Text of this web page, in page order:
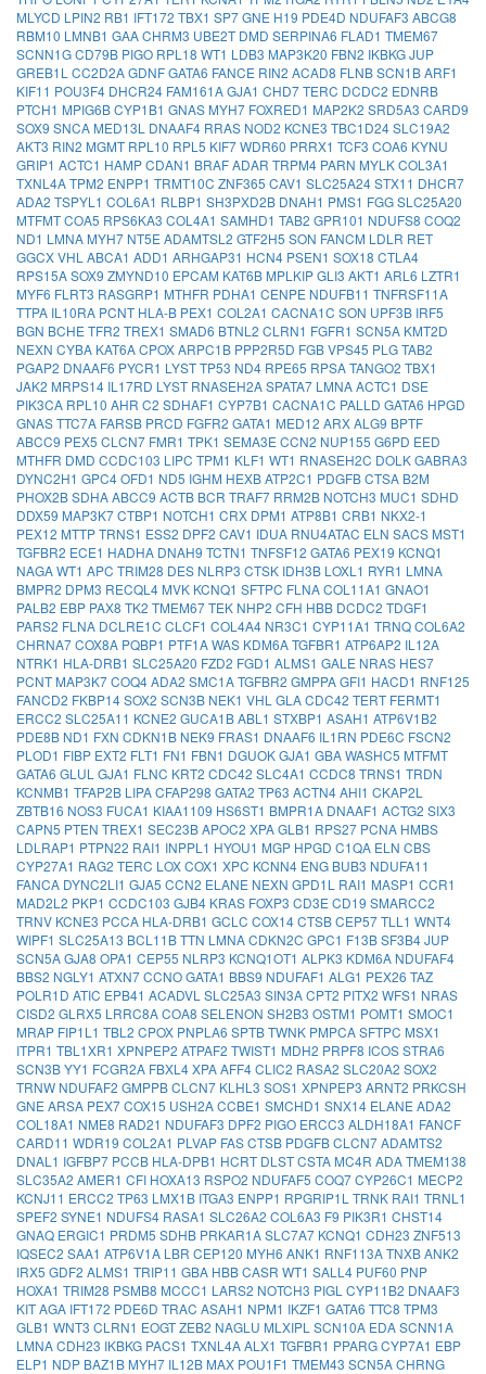
MLYCD LPIN2 RB1 IFT172 TBX1 SP7GNE H19 PDE4D NDUFAF3 ABCG8
RBM10 LMNB1 GAACHRM3 UBE2T DMD SERPINA6 FLAD1 TMEM67
SCNN1GCD79B PIGO RPL18 WT1 LDB3 MAP3K20 FBN2 IKBKGJUP
GREB1L CC2D2AGDNFGATA6 FANCE RIN2 ACAD8 FLNBSCN1BARF1
KIF11 POU3F4 DHCR24 FAM161AGJA1 CHD7TERC DCDC2 EDNRB
PTCH1 MPIG6BCYP1B1 GNAS MYH7 FOXRED1 MAP2K2 SRD5A3 CARD9
SOX9 SNCA MED13L DNAAF4 RRAS NOD2 KCNE3 TBC1D24SLC19A2
AKT3 RIN2 MGMT RPL10 RPL5 KIF7WDR60 PRRX1 TCF3 COA6 KYNU
GRIP1 ACTC1 HAMPCDAN1 BRAFADAR TRPM4 PARN MYLKCOL3A1
TXNL4ATPM2 ENPP1 TRMT10C ZNF365 CAV1 SLC25A24STX11 DHCR7
ADA2 TSPYL1 COL6A1 RLBP1 SH3PXD2B DNAH1 PMS1 FGGSLC25A20
MTFMTCOA5 RPS6KA3 COL4A1 SAMHD1 TAB2 GPR101 NDUFS8 COQ2
ND1 LMNA MYH7 NT5E ADAMTSL2 GTF2H5 SON FANCM LDLR RET
GGCXVHL ABCA1 ADD1 ARHGAP31 HCN4 PSEN1 SOX18 CTLA4
RPS15ASOX9 ZMYND10 EPCAM KAT6B MPLKIPGLI3 AKT1 ARL6 LZTR1
MYF6 FLRT3 RASGRP1 MTHFR PDHA1 CENPE NDUFB11 TNFRSF11A
TTPA IL10RA PCNT HLA-B PEX1 COL2A1 CACNA1C SON UPF3B IRF5
BGN BCHE TFR2 TREX1 SMAD6 BTNL2 CLRN1 FGFR1 SCN5A KMT2D
NEXN CYBA KAT6ACPOXARPC1B PPP2R5D FGBVPS45 PLGTAB2
PGAP2 DNAAF6 PYCR1 LYSTTP53 ND4 RPE65 RPSATANGO2 TBX1
JAK2 MRPS14 IL17RD LYST RNASEH2ASPATA7 LMNAACTC1 DSE
PIK3CA RPL10 AHR C2 SDHAF1 CYP7B1 CACNA1C PALLD GATA6 HPGD
GNASTTC7A FARSB PRCD FGFR2 GATA1 MED12 ARXALG9 BPTF
ABCC9 PEX5 CLCN7 FMR1 TPK1 SEMA3E CCN2 NUP155 G6PD EED
MTHFR DMD CCDC103 LIPC TPM1 KLF1 WT1 RNASEH2C DOLKGABRA3
DYNC2H1 GPC4OFD1 ND5 IGHM HEXBATP2C1 PDGFBCTSA B2M
PHOX2BSDHAABCC9 ACTB BCR TRAF7 RRM2B NOTCH3 MUC1 SDHD
DDX59 MAP3K7CTBP1 NOTCH1 CRX DPM1 ATP8B1 CRB1 NKX2-1
PEX12 MTTPTRNS1 ESS2 DPF2 CAV1 IDUA RNU4ATAC ELN SACS MST1
TGFBR2 ECE1 HADHA DNAH9 TCTN1 TNFSF12 GATA6 PEX19 KCNQ1
NAGAWT1 APC TRIM28 DES NLRP3 CTSK IDH3B LOXL1 RYR1 LMNA
BMPR2 DPM3 RECQL4 MVK KCNQ1 SFTPC FLNACOL11A1 GNAO1
PALB2 EBP PAX8 TK2 TMEM67TEK NHP2 CFH HBB DCDC2 TDGF1
PARS2 FLNA DCLRE1C CLCF1 COL4A4 NR3C1 CYP11A1 TRNQCOL6A2
CHRNA7COX8A PQBP1 PTF1AWAS KDM6ATGFBR1 ATP6AP2 IL12A
NTRK1 HLA-DRB1 SLC25A20 FZD2 FGD1 ALMS1 GALE NRAS HES7
PCNT MAP3K7COQ4ADA2 SMC1ATGFBR2 GMPPAGFI1 HACD1 RNF125
FANCD2 FKBP14SOX2 SCN3B NEK1 VHL GLACDC42 TERT FERMT1
ERCC2 SLC25A11 KCNE2 GUCA1BABL1 STXBP1 ASAH1 ATP6V1B2
PDE8B ND1 FXN CDKN1B NEK9 FRAS1 DNAAF6 IL1RN PDE6C FSCN2
PLOD1 FIBP EXT2 FLT1 FN1 FBN1 DGUOKGJA1 GBAWASHC5 MTFMT
GATA6 GLUL GJA1 FLNC KRT2 CDC42 SLC4A1 CCDC8 TRNS1 TRDN
KCNMB1 TFAP2B LIPACFAP298 GATA2 TP63 ACTN4AHI1 CKAP2L
ZBTB16 NOS3 FUCA1 KIAA1109 HS6ST1 BMPR1A DNAAF1 ACTG2 SIX3
CAPN5 PTEN TREX1 SEC23BAPOC2 XPAGLB1 RPS27 PCNA HMBS
LDLRAP1 PTPN22 RAI1 INPPL1 HYOU1 MGP HPGD C1QA ELN CBS
CYP27A1 RAG2 TERC LOXCOX1 XPC KCNN4 ENG BUB3 NDUFA11
FANCA DYNC2LI1 GJA5 CCN2 ELANE NEXN GPD1L RAI1 MASP1 CCR1
MAD2L2 PKP1 CCDC103 GJB4 KRAS FOXP3 CD3E CD19 SMARCC2
TRNV KCNE3 PCCA HLA-DRB1 GCLC COX14CTSBCEP57TLL1 WNT4
WIPF1 SLC25A13 BCL11BTTN LMNACDKN2C GPC1 F13BSF3B4JUP
SCN5AGJA8 OPA1 CEP55 NLRP3 KCNQ1OT1 ALPK3 KDM6A NDUFAF4
BBS2 NGLY1 ATXN7CCNOGATA1 BBS9 NDUFAF1 ALG1 PEX26 TAZ
POLR1D ATIC EPB41 ACADVL SLC25A3 SIN3ACPT2 PITX2 WFS1 NRAS
CISD2 GLRX5 LRRC8ACOA8 SELENON SH2B3 OSTM1 POMT1 SMOC1
MRAP FIP1L1 TBL2 CPOX PNPLA6 SPTBTWNK PMPCASFTPC MSX1
ITPR1 TBL1XR1 XPNPEP2 ATPAF2 TWIST1 MDH2 PRPF8 ICOSSTRA6
SCN3BYY1 FCGR2A FBXL4XPAAFF4CLIC2 RASA2 SLC20A2 SOX2
TRNW NDUFAF2 GMPPBCLCN7 KLHL3 SOS1 XPNPEP3 ARNT2 PRKCSH
GNE ARSA PEX7COX15 USH2ACCBE1 SMCHD1 SNX14 ELANE ADA2
COL18A1 NME8 RAD21 NDUFAF3 DPF2 PIGO ERCC3 ALDH18A1 FANCF
CARD11 WDR19 COL2A1 PLVAP FASCTSB PDGFBCLCN7ADAMTS2
DNAL1 IGFBP7 PCCB HLA-DPB1 HCRT DLSTCSTA MC4R ADATMEM138
SLC35A2 AMER1 CFI HOXA13 RSPO2 NDUFAF5 COQ7CYP26C1 MECP2
KCNJ11 ERCC2 TP63 LMX1B ITGA3 ENPP1 RPGRIP1L TRNK RAI1 TRNL1
SPEF2 SYNE1 NDUFS4 RASA1 SLC26A2 COL6A3 F9 PIK3R1 CHST14
GNAQ ERGIC1 PRDM5 SDHB PRKAR1ASLC7A7 KCNQ1 CDH23 ZNF513
IQSEC2 SAA1 ATP6V1A LBR CEP120 MYH6 ANK1 RNF113ATNXBANK2
IRX5 GDF2 ALMS1 TRIP11 GBA HBBCASR WT1 SALL4 PUF60 PNP
HOXA1 TRIM28 PSMB8 MCCC1 LARS2 NOTCH3 PIGL CYP11B2 DNAAF3
KITAGA IFT172 PDE6D TRAC ASAH1 NPM1 IKZF1 GATA6 TTC8 TPM3
GLB1 WNT3 CLRN1 EOGTZEB2 NAGLU MLXIPL SCN10A EDASCNN1A
LMNACDH23 IKBKG PACS1 TXNL4AALX1 TGFBR1 PPARGCYP7A1 EBP
ELP1 NDP BAZ1B MYH7 IL12B MAX POU1F1 TMEM43 SCN5ACHRNG